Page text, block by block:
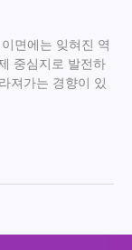
면에는 잊혀진 역
중심지로 발전하
져가는 경향이 있